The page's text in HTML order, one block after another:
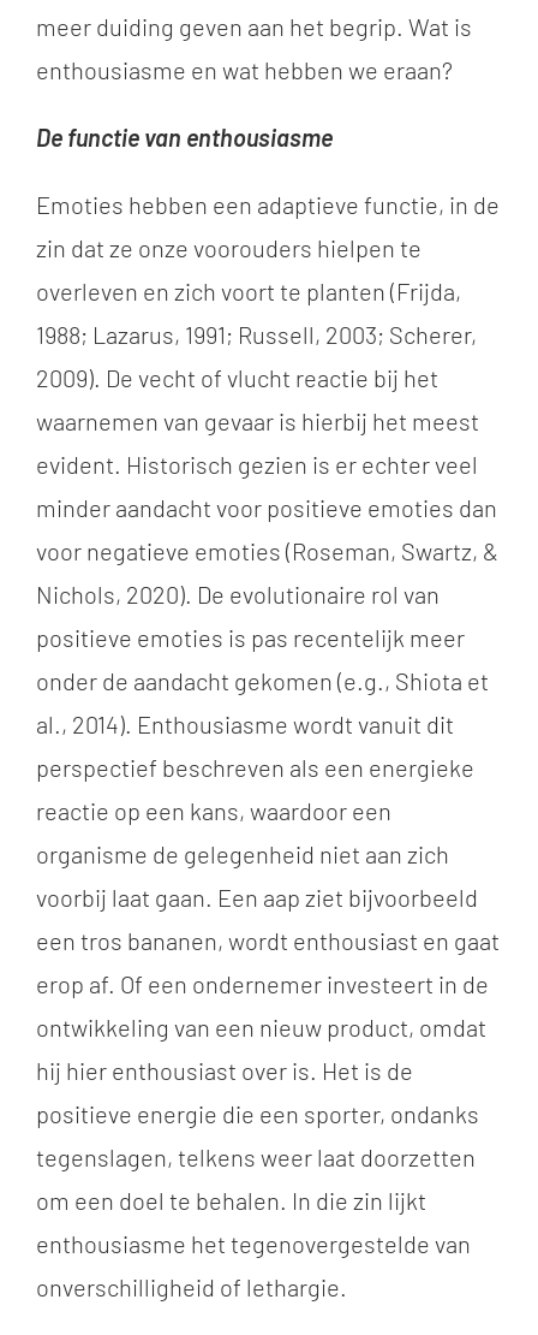
meer duiding geven aan het begrip. Wat is
enthousiasme en wat hebben we eraan?
De functie van enthousiasme
Emoties hebben een adaptieve functie, in de
zin dat ze onze voorouders hielpen te
overleven en zich voort te planten (Frijda,
1988; Lazarus, 1991; Russell, 2003; Scherer,
2009). De vecht of vlucht reactie bij het
waarnemen van gevaar is hierbij het meest
evident. Historisch gezien is er echter veel
minder aandacht voor positieve emoties dan
voor negatieve emoties (Roseman, Swartz, &
Nichols, 2020). De evolutionaire rol van
positieve emoties is pas recentelijk meer
onder de aandacht gekomen (e.g., Shiota et
al., 2014). Enthousiasme wordt vanuit dit
perspectief beschreven als een energieke
reactie op een kans, waardoor een
organisme de gelegenheid niet aan zich
voorbij laat gaan. Een aap ziet bijvoorbeeld
een tros bananen, wordt enthousiast en gaat
erop af. Of een ondernemer investeert in de
ontwikkeling van een nieuw product, omdat
hij hier enthousiast over is. Het is de
positieve energie die een sporter, ondanks
tegenslagen, telkens weer laat doorzetten
om een doel te behalen. In die zin lijkt
enthousiasme het tegenovergestelde van
onverschilligheid of lethargie.